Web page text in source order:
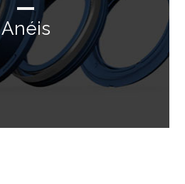
Anéis